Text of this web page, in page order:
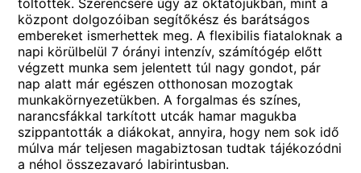
töltötték. Szerencsére úgy az oktatójukban, mint a
központ dolgozóiban segítőkész és barátságos
embereket ismerhettek meg. A flexibilis fiataloknak a
napi körülbelül 7 órányi intenzív, számítógép előtt
végzett munka sem jelentett túl nagy gondot, pár
nap alatt már egészen otthonosan mozogtak
munkakörnyezetükben. A forgalmas és színes,
narancsfákkal tarkított utcák hamar magukba
szippantották a diákokat, annyira, hogy nem sok idő
múlva már teljesen magabiztosan tudtak tájékozódni
a néhol összezavaró labirintusban.